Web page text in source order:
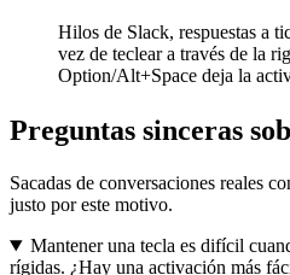
Hilos de Slack, respuestas a
vez de teclear a través de la
Option/Alt+Space deja la
Preguntas sinceras
Sacadas de conversaciones reales
justo por este motivo.
Mantener una tecla es difícil
rígidas. ¿Hay una activación más